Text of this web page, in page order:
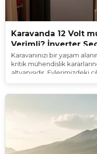
Karavanda 12 Volt
Verimli? İnverter
Karavanınızı bir yaşam
kritik mühendislik
altyapısıdır. Evlerimizdeki
karavancıları büyük bir
kullanmalıyım?"